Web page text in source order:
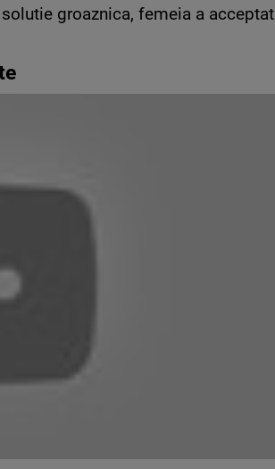
groaznica, femeia a acceptat